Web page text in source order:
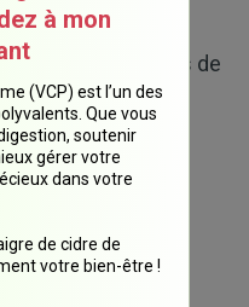
les avantages de
infection
antigrippal in vitro
à mon
(VCP) est l’un des
Que vous
soutenir
gérer votre
dans votre
de cidre de
votre bien-être !